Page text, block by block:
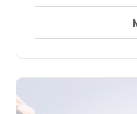
Accès 24 heures sur
vibrant area
organisations.